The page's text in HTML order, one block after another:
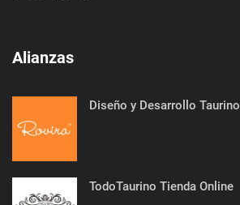
Alianzas
Diseño y Desarrollo Taurino
TodoTaurino Tienda Online